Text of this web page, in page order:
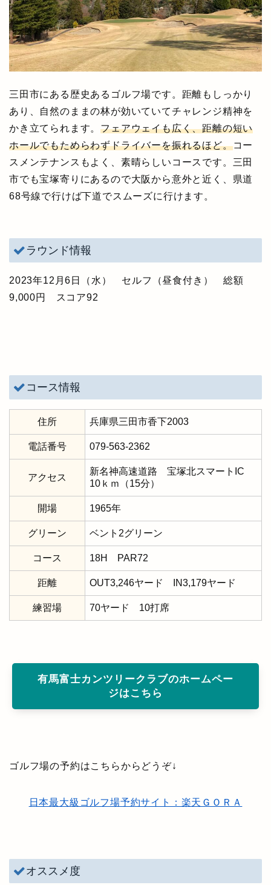
三田市にある歴史あるゴルフ場です。距離もしっかり
あり、自然のままの林が効いていてチャレンジ精神を
かき立てられます。フェアウェイも広く、距離の短い
ホールでもためらわずドライバーを振れるほど。コー
スメンテナンスもよく、素晴らしいコースです。三田
市でも宝塚寄りにあるので大阪から意外と近く、県道
68号線で行けば下道でスムーズに行けます。
ラウンド情報
2023年12月6日（水） セルフ（昼食付き） 総額
9,000円 スコア92
コース情報
住所 兵庫県三田市香下2003
電話番号 079-563-2362
アクセス
新名神高速道路 宝塚北スマートIC
10ｋｍ（15分）
開場 1965年
グリーン ベント2グリーン
コース 18H PAR72
距離 OUT3,246ヤード IN3,179ヤード
練習場 70ヤード 10打席
有馬富士カンツリークラブのホームペー
ジはこちら
ゴルフ場の予約はこちらからどうぞ↓
日本最大級ゴルフ場予約サイト：楽天ＧＯＲＡ
オススメ度